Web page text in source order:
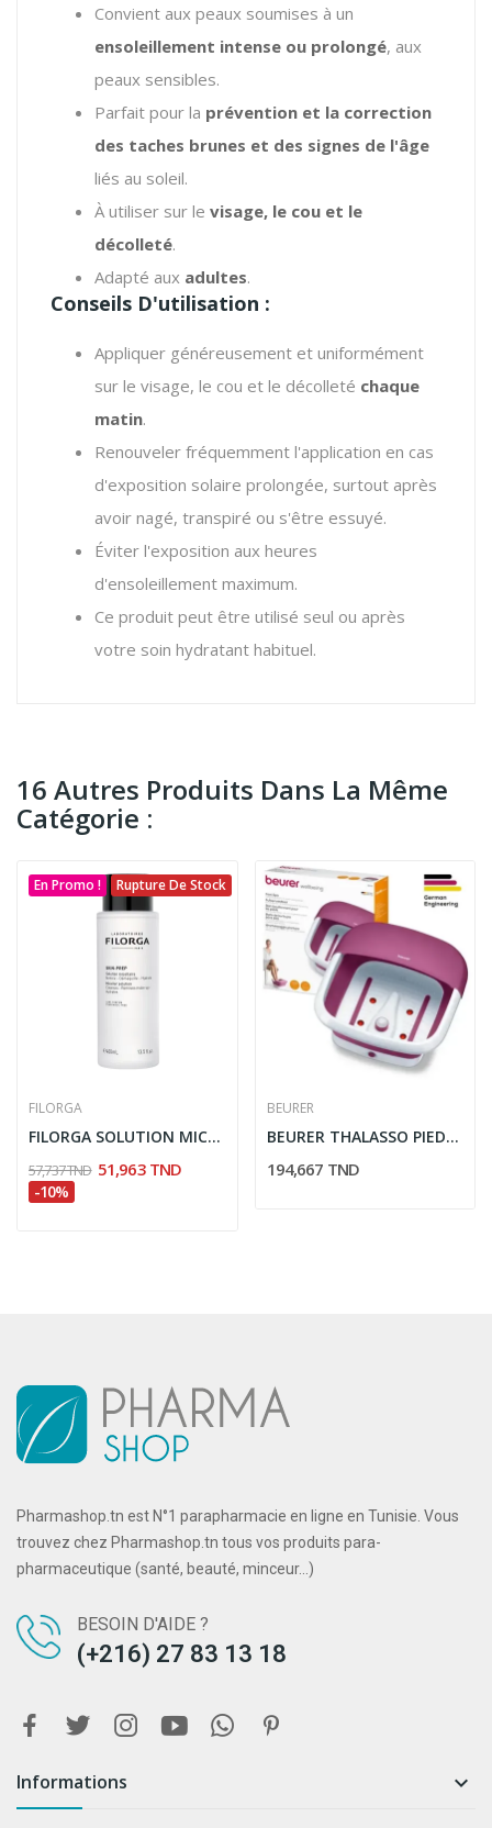
Convient aux peaux soumises à un
ensoleillement intense ou prolongé, aux
peaux sensibles.
Parfait pour la prévention et la correction
des taches brunes et des signes de l'âge
liés au soleil.
À utiliser sur le visage, le cou et le
décolleté.
Adapté aux adultes.
Conseils D'utilisation :
Appliquer généreusement et uniformément
sur le visage, le cou et le décolleté chaque
matin.
Renouveler fréquemment l'application en cas
d'exposition solaire prolongée, surtout après
avoir nagé, transpiré ou s'être essuyé.
Éviter l'exposition aux heures
d'ensoleillement maximum.
Ce produit peut être utilisé seul ou après
votre soin hydratant habituel.
16 Autres Produits Dans La Même
Catégorie :
En Promo ! Rupture De Stock
FILORGA
FILORGA SOLUTION MICELLAIRE 400ML
57,737 TND 51,963 TND
-10%
BEURER
BEURER THALASSO PIEDS FB 30
194,667 TND
Pharmashop.tn est N°1 parapharmacie en ligne en Tunisie. Vous
trouvez chez Pharmashop.tn tous vos produits para-
pharmaceutique (santé, beauté, minceur...)
BESOIN D'AIDE ?
(+216) 27 83 13 18
Informations 